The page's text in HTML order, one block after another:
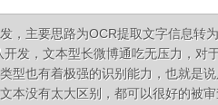
，主要思路为OCR提取文字信息转
发，文本型长微博通吃无压力，对
型也有着极强的识别能力，也就是
本没有太大区别，都可以很好的被